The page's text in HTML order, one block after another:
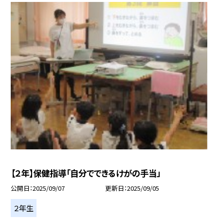
【２年】保健指導「自分でできるけがの手当」
公開日 2025/09/07 更新日 2025/09/05
２年生